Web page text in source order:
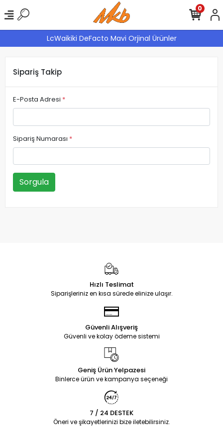
LcWaikiki DeFacto Mavi Orjinal Ürünler
0
Sipariş Takip
E-Posta Adresi *
Sipariş Numarası *
Sorgula
Hızlı Teslimat
Siparişleriniz en kısa sürede elinize ulaşır.
Güvenli Alışveriş
Güvenli ve kolay ödeme sistemi
Geniş Ürün Yelpazesi
Binlerce ürün ve kampanya seçeneği
7 / 24 DESTEK
Öneri ve şikayetlerinizi bize iletebilirsiniz.